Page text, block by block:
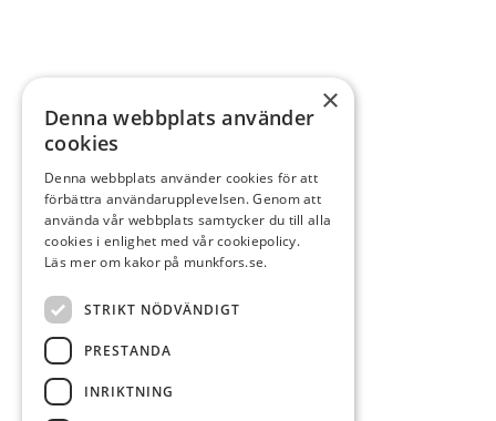
×
Denna webbplats använder
cookies
Denna webbplats använder cookies för att
förbättra användarupplevelsen. Genom att
använda vår webbplats samtycker du till alla
cookies i enlighet med vår cookiepolicy.
Läs mer om kakor på munkfors.se.
STRIKT NÖDVÄNDIGT
PRESTANDA
INRIKTNING